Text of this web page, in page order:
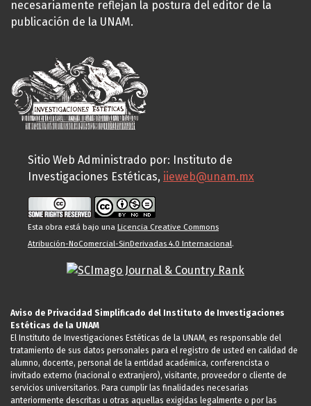
necesariamente reflejan la postura del editor de la
publicación de la UNAM.
Sitio Web Administrado por: Instituto de
Investigaciones Estéticas, iieweb@unam.mx
Esta obra está bajo una Licencia Creative Commons
Atribución-NoComercial-SinDerivadas 4.0 Internacional.
Aviso de Privacidad Simplificado del Instituto de Investigaciones
Estéticas de la UNAM
El Instituto de Investigaciones Estéticas de la UNAM, es responsable del
tratamiento de sus datos personales para el registro de usted en calidad de
alumno, docente, personal de la entidad académica, conferencista o
invitado externo (nacional o extranjero), visitante, proveedor o cliente de
servicios universitarios. Para cumplir las finalidades necesarias
anteriormente descritas u otras aquellas exigidas legalmente o por las